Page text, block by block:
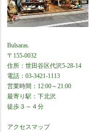
Bulsaras.
〒155-0032
住所：世田谷区代沢5-28-14
電話：03-3421-1113
営業時間：12:00～21:00
最寄り駅：下北沢
徒歩３～４分
アクセスマップ